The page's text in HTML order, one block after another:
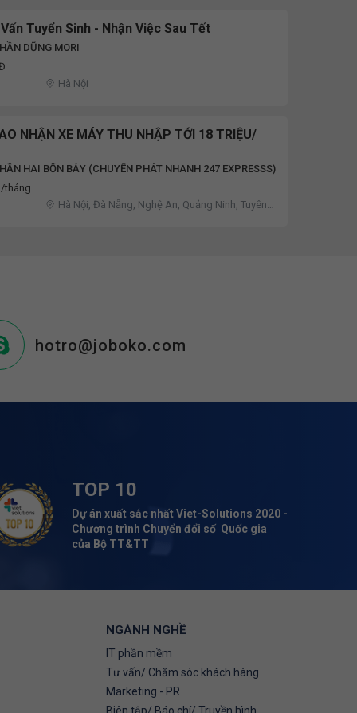
Tuyển Sinh - Nhận Việc Sau Tết
DŨNG MORI
Hà Nội
NHẬN XE MÁY THU NHẬP TỚI 18 TRIỆU/
HAI BỐN BẢY (CHUYỂN PHÁT NHANH 247 EXPRESSS)
tháng
Hà Nội, Đà Nẵng, Nghệ An, Quảng Ninh, Tuyên
hotro@joboko.com
TOP 10
Dự án xuất sắc nhất Viet-Solutions 2020 -
Chương trình Chuyển đổi số Quốc gia
của Bộ TT&TT
NGÀNH NGHỀ
IT phần mềm
Tư vấn/ Chăm sóc khách hàng
Marketing - PR